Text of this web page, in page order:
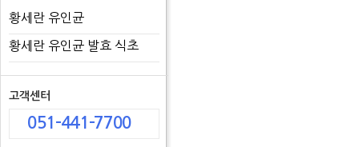
황세란 유인균
황세란 유인균 발효 식초
고객센터
051-441-7700